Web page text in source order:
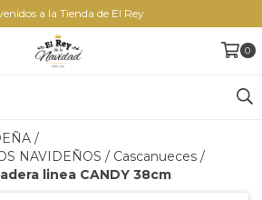
a la Tienda de El Rey
0
/
NAVIDEÑOS / Cascanueces /
linea CANDY 38cm